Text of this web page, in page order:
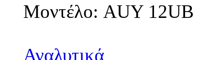
Μοντέλο: AUY 12UB
Αναλυτικά